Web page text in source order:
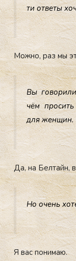
ти от­ве­ты
Мож­но, раз мы
Вы
чём
для жен­щин.
Да, на Бел­тайн,
Но очень
Я вас по­нимаю.